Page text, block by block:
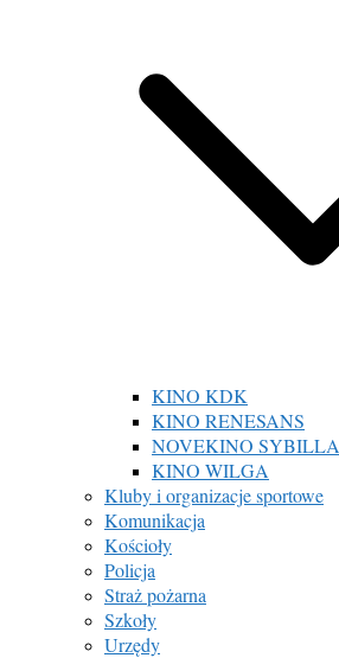
KINO KDK
KINO RENESANS
NOVEKINO SYBILLA
KINO WILGA
Kluby i organizacje sportowe
Komunikacja
Kościoły
Policja
Straż pożarna
Szkoły
Urzędy